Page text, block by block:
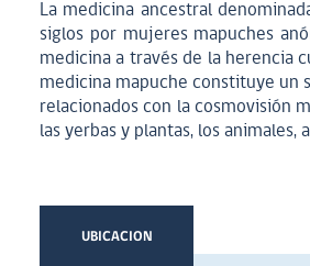
La medicina ancestral
siglos por mujeres mapuches
medicina a través de la herencia
medicina mapuche constituye un
relacionados con la cosmovisión
las yerbas y plantas, los animales,
UBICACION